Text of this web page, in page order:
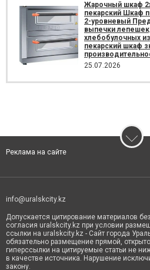
Жарочный шкаф
пекарский Шкаф
2-уровневый
выпечки
хлебобулочных
пекарский шкаф
25.07.2026
Реклама на сайте
info@uralskcity.kz
Допускается цитирование материалов
согласия uralskcity.kz при условии
ссылки на uralskcity.kz - Сайт города
обязательно размещение прямой,
гиперссылки на цитируемые статьи не
в качестве источника. Нарушение
закону.